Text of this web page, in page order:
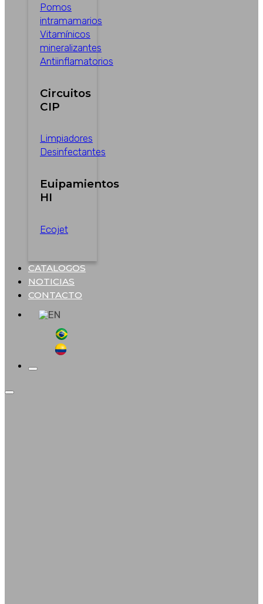
Pomos
intramamarios
Vitamínicos
mineralizantes
Antiinflamatorios
Circuitos
CIP
Limpiadores
Desinfectantes
Euipamientos
HI
Ecojet
CATALOGOS
NOTICIAS
CONTACTO